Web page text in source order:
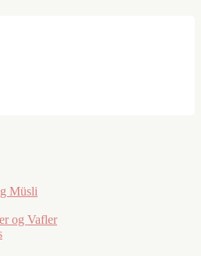
Müsli
og Vafler